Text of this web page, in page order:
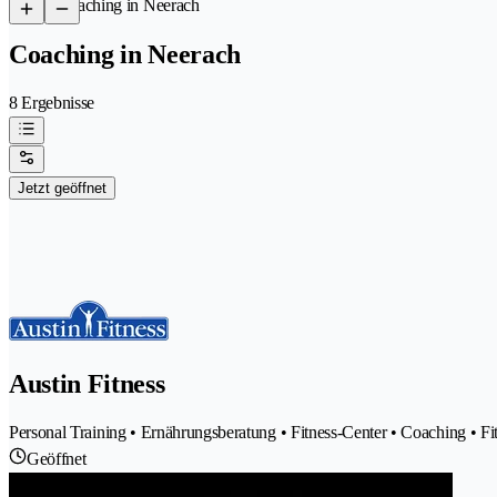
/Coaching in Neerach
Coaching in Neerach
8 Ergebnisse
Jetzt geöffnet
Austin Fitness
Personal Training • Ernährungsberatung • Fitness-Center • Coaching •
Geöffnet